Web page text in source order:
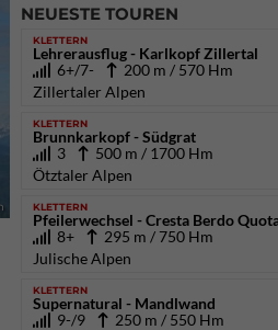
NEUESTE TOUREN
KLETTERN
Lehrerausflug - Karlkopf Zillertal
6+/7-
200 m / 570 Hm
Zillertaler Alpen
KLETTERN
Brunnkarkopf - Südgrat
3
500 m / 1700 Hm
Ötztaler Alpen
KLETTERN
Pfeilerwechsel - Cresta Berdo
8+
295 m / 750 Hm
Julische Alpen
KLETTERN
Supernatural - Mandlwand
9-/9
250 m / 550 Hm